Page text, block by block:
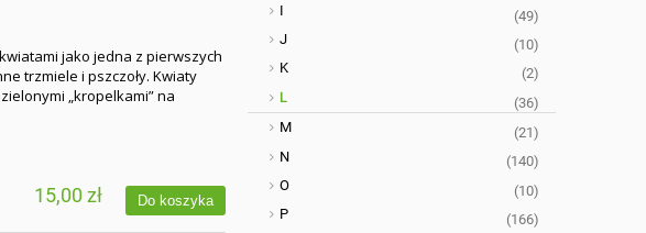
jako jedna z pierwszych
trzmiele i pszczoły. Kwiaty
„kropelkami” na
15,00 zł Do koszyka
I
(49)
J
(10)
K
(2)
L
(36)
M
(21)
N
(140)
O
(10)
P
(166)